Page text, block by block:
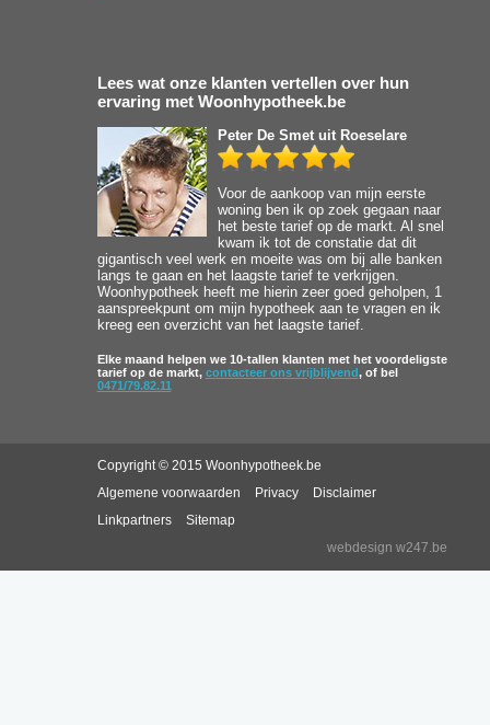
Lees wat onze klanten vertellen over hun
ervaring met Woonhypotheek.be
Peter De Smetuit Roeselare
Voor de aankoop van mijn eerste
woning ben ik op zoek gegaan naar
het beste tarief op de markt. Al snel
kwam ik tot de constatie dat dit
gigantisch veel werk en moeite was om bij alle banken
langs te gaan en het laagste tarief te verkrijgen.
Woonhypotheek heeft me hierin zeer goed geholpen, 1
aanspreekpunt om mijn hypotheek aan te vragen en ik
kreeg een overzicht van het laagste tarief.
Elke maand helpen we 10-tallen klanten met het voordeligste
tarief op de markt, contacteer ons vrijblijvend, of bel
0471/79.82.11
Copyright © 2015 Woonhypotheek.be
Algemene voorwaarden
Privacy
Disclaimer
Linkpartners
Sitemap
webdesign w247.be